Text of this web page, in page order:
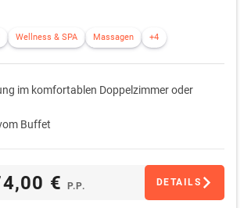
Wellness & SPA Massagen +4
im komfortablen Doppelzimmer oder
Buffet
€ P.P. DETAILS